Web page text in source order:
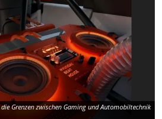
Grenzen zwischen Gaming und Automobiltechnik